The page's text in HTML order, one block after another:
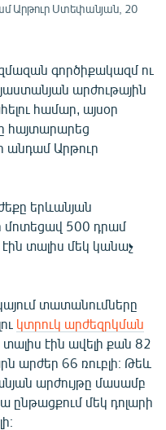
Արթուր Ստեփանյան, 20
գործիքակազմ ու
արժութային
համար, այսօր
հայտարարեց
անդամ Արթուր
երևանյան
մոտեցավ 500 դրամ
տալիս մեկ կանաչ
տատանումները
կտրուկ արժեզրկման
էին ավելի քան 82
արժեր 66 ռուբլի։ Թեև
արժույթը մասամբ
ընթացքում մեկ դոլարի